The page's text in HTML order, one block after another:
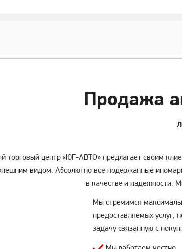
Продажа
торговый центр «ЮГ-АВТО» предлагает своим
видом. Абсолютно все подержанные
в качестве и надежности.
Мы стремимся
предоставляемых услуг,
задачу связанную с